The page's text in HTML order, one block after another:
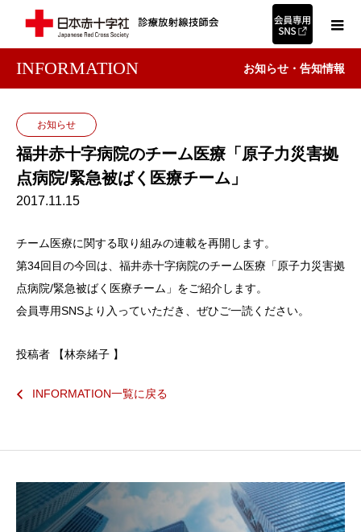
INFORMATION お知らせ・告知情報
お知らせ
福井赤十字病院のチーム医療「原子力災害拠
点病院/緊急被ばく医療チーム」
2017.11.15
チーム医療に関する取り組みの連載を再開します。
第34回目の今回は、福井赤十字病院のチーム医療「原子力災害拠
点病院/緊急被ばく医療チーム」をご紹介します。
会員専用SNSより入っていただき、ぜひご一読ください。
投稿者 【林奈緒子 】
INFORMATION一覧に戻る